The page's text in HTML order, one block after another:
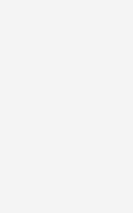
auf Strand und Stadtzentrum
Musculus
von Schiebetoren